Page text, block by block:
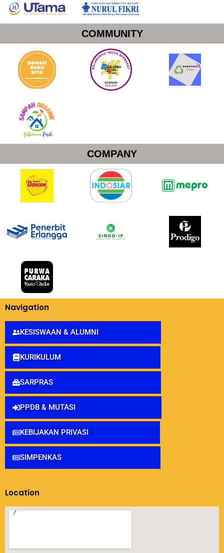
COMMUNITY
COMPANY
Navigation
KESISWAAN & ALUMNI
KURIKULUM
SARPRAS
PPDB & MUTASI
KEBIJAKAN PRIVASI
SIMPENKAS
Location